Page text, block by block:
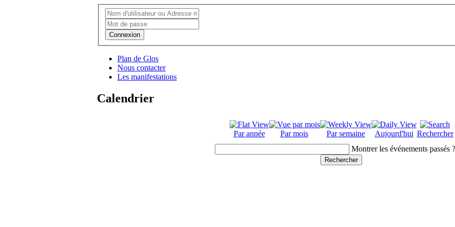
Connexion
Plan de Glos
Nous contacter
Les manifestations
Calendrier
Par année Par mois Par semaine Aujourd'hui Rechercher
Montrer les événements passés ?